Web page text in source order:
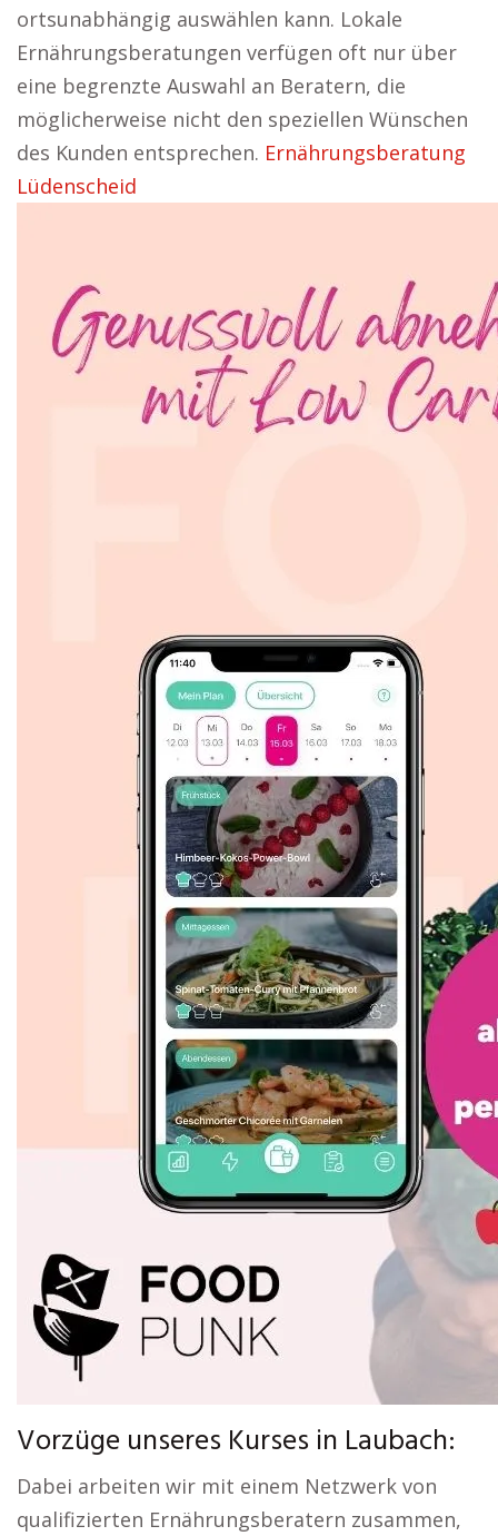
ortsunabhängig auswählen kann. Lokale
Ernährungsberatungen verfügen oft nur über
eine begrenzte Auswahl an Beratern, die
möglicherweise nicht den speziellen Wünschen
des Kunden entsprechen. Ernährungsberatung
Lüdenscheid
Vorzüge unseres Kurses in Laubach:
Dabei arbeiten wir mit einem Netzwerk von
qualifizierten Ernährungsberatern zusammen,